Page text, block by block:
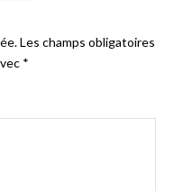
Les champs obligatoires
*